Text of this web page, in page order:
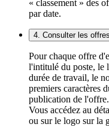
« classement » des
par date.
4. Consulter les
Pour chaque offre
l'intitulé du poste, le
durée de travail, le
premiers caractères
publication de l'offre.
Vous accédez au
ou sur le logo sur la